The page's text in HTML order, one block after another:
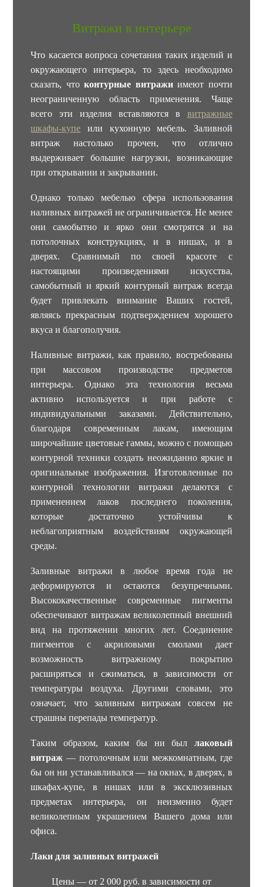
Витражи в интерьере
Что касается вопроса сочетания таких изделий и
окружающего интерьера, то здесь необходимо
сказать, чтоконтурные витражиимеют почти
неограниченную область применения. Чаще
всего эти изделия вставляются в витражные
шкафы-купе или кухонную мебель. Заливной
витраж настолько прочен, что отлично
выдерживает большие нагрузки, возникающие
при открывании и закрывании.
Однако только мебелью сфера использования
наливных витражей не ограничивается. Не менее
они самобытно и ярко они смотрятся и на
потолочных конструкциях, и в нишах, и в
дверях. Сравнимый по своей красоте с
настоящими произведениями искусства,
самобытный и яркий контурный витраж всегда
будет привлекать внимание Ваших гостей,
являясь прекрасным подтверждением хорошего
вкуса и благополучия.
Наливные витражи, как правило, востребованы
при массовом производстве предметов
интерьера. Однако эта технология весьма
активно используется и при работе с
индивидуальными заказами. Действительно,
благодаря современным лакам, имеющим
широчайшие цветовые гаммы, можно с помощью
контурной техники создать неожиданно яркие и
оригинальные изображения. Изготовленные по
контурной технологии витражи делаются с
применением лаков последнего поколения,
которые достаточно устойчивы к
неблагоприятным воздействиям окружающей
среды.
Заливные витражи в любое время года не
деформируются и остаются безупречными.
Высококачественные современные пигменты
обеспечивают витражам великолепный внешний
вид на протяжении многих лет. Соединение
пигментов с акриловыми смолами дает
возможность витражному покрытию
расширяться и сжиматься, в зависимости от
температуры воздуха. Другими словами, это
означает, что заливным витражам совсем не
страшны перепады температур.
Таким образом, каким бы ни был лаковый
витраж — потолочным или межкомнатным, где
бы он ни устанавливался — на окнах, в дверях, в
шкафах-купе, в нишах или в эксклюзивных
предметах интерьера, он неизменно будет
великолепным украшением Вашего дома или
офиса.
Лаки для заливных витражей
Цены — от 2 000 руб. в зависимости от